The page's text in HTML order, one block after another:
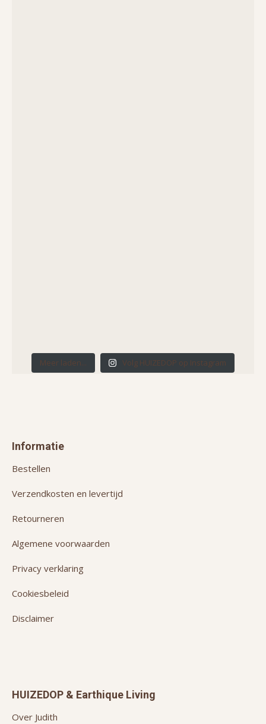
Meer laden... Volg HUIZEDOP op Instagram
Informatie
Bestellen
Verzendkosten en levertijd
Retourneren
Algemene voorwaarden
Privacy verklaring
Cookiesbeleid
Disclaimer
HUIZEDOP & Earthique Living
Over Judith